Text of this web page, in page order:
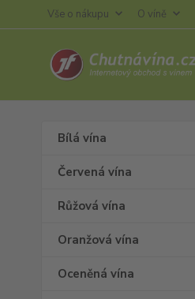
Vše o nákupu O víně
Bílá vína
Červená vína
Růžová vína
Oranžová vína
Oceněná vína